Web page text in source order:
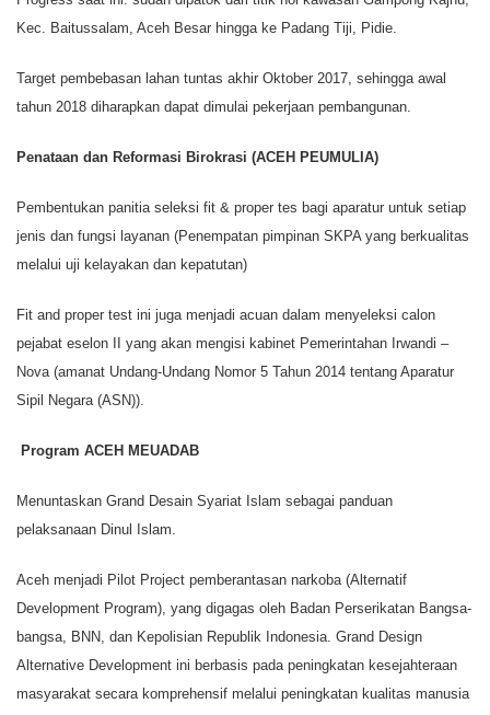
Kec. Baitussalam, Aceh Besar hingga ke Padang Tiji, Pidie.
Target pembebasan lahan tuntas akhir Oktober 2017, sehingga awal
tahun 2018 diharapkan dapat dimulai pekerjaan pembangunan.
Penataan dan Reformasi Birokrasi (ACEH PEUMULIA)
Pembentukan panitia seleksi fit & proper tes bagi aparatur untuk setiap
jenis dan fungsi layanan (Penempatan pimpinan SKPA yang berkualitas
melalui uji kelayakan dan kepatutan)
Fit and proper test ini juga menjadi acuan dalam menyeleksi calon
pejabat eselon II yang akan mengisi kabinet Pemerintahan Irwandi –
Nova (amanat Undang-Undang Nomor 5 Tahun 2014 tentang Aparatur
Sipil Negara (ASN)).
Program ACEH MEUADAB
Menuntaskan Grand Desain Syariat Islam sebagai panduan
pelaksanaan Dinul Islam.
Aceh menjadi Pilot Project pemberantasan narkoba (Alternatif
Development Program), yang digagas oleh Badan Perserikatan Bangsa-
bangsa, BNN, dan Kepolisian Republik Indonesia. Grand Design
Alternative Development ini berbasis pada peningkatan kesejahteraan
masyarakat secara komprehensif melalui peningkatan kualitas manusia